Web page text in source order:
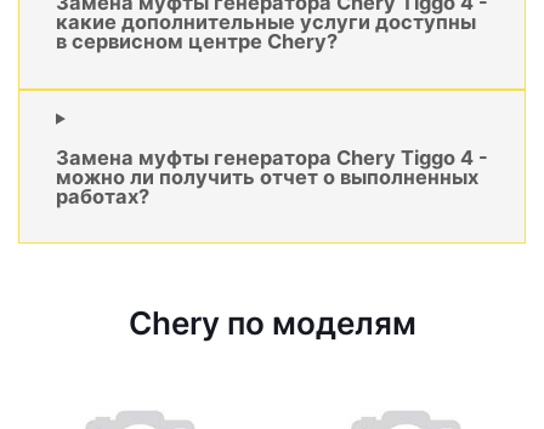
какие дополнительные услуги доступны
в сервисном центре Chery?
Замена муфты генератора Chery Tiggo 4 -
можно ли получить отчет о выполненных
работах?
Chery по моделям